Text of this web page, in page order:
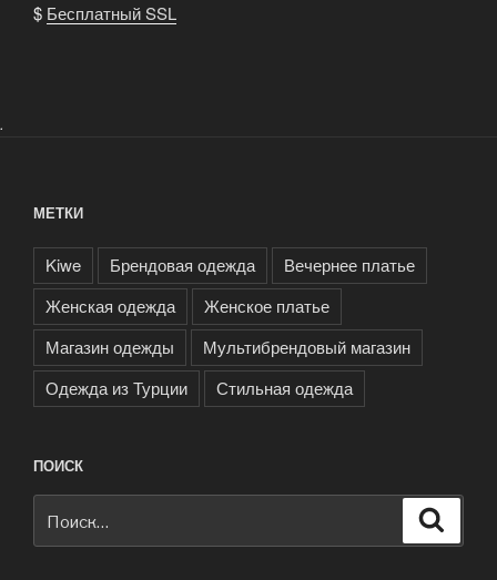
$ Бесплатный SSL
.
МЕТКИ
Kiwe Брендовая одежда
Вечернее платье
Женская одежда
Женское платье
Магазин одежды
Мультибрендовый магазин
Одежда из Турции
Стильная одежда
ПОИСК